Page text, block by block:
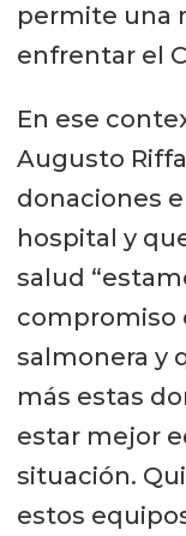
permite una
enfrentar el
En ese
Augusto
donaciones
hospital y
salud
compromiso
salmonera y
más estas
estar mejor
situación.
estos